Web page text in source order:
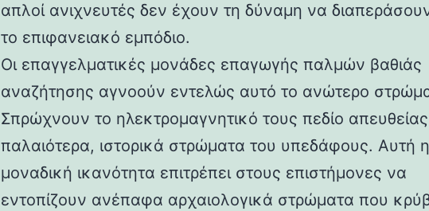
απλοί ανιχνευτές δεν έχουν τη δύναμη να
το επιφανειακό εμπόδιο.
Οι επαγγελματικές μονάδες επαγωγής παλμών βαθιάς
αναζήτησης αγνοούν εντελώς αυτό το ανώτερο
Σπρώχνουν το ηλεκτρομαγνητικό τους πεδίο
παλαιότερα, ιστορικά στρώματα του υπεδάφους. Αυτή η
μοναδική ικανότητα επιτρέπει στους επιστήμονες να
εντοπίζουν ανέπαφα αρχαιολογικά στρώματα που